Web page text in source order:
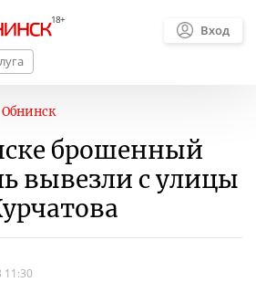
Вход
Обнинск
брошенный
вывезли с улицы
11:30